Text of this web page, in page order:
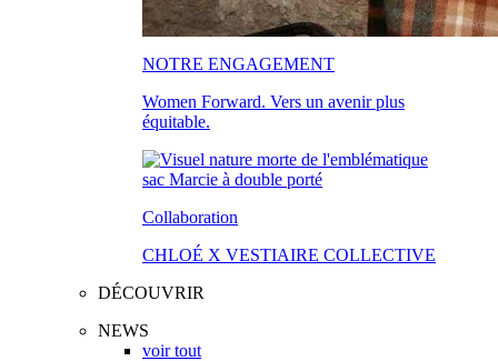
NOTRE ENGAGEMENT
Women Forward. Vers un avenir plus
équitable.
Collaboration
CHLOÉ X VESTIAIRE COLLECTIVE
DÉCOUVRIR
NEWS
voir tout